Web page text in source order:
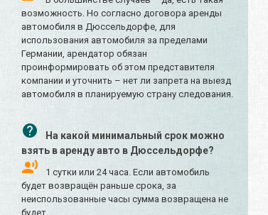
возможность. Но согласно договора аренды
автомобиля в Дюссельдорфе, для
использования автомобиля за пределами
Германии, арендатор обязан
проинформировать об этом представителя
компании и уточнить – нет ли запрета на выезд
автомобиля в планируемую страну следования.
На какой минимальный срок можно
взять в аренду авто в Дюссельдорфе?
1 сутки или 24 часа. Если автомобиль
будет возвращён раньше срока, за
неиспользованные часы сумма возвращена не
будет.